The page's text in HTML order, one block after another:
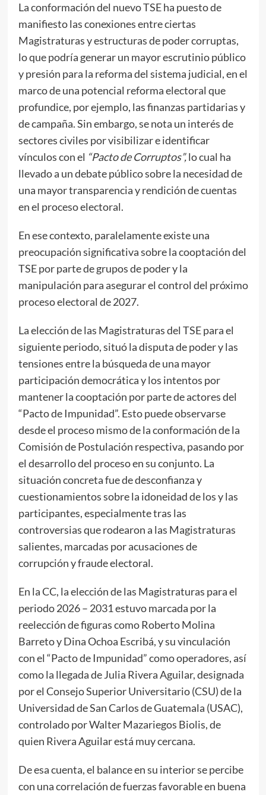
La conformación del nuevo TSE ha puesto de
manifiesto las conexiones entre ciertas
Magistraturas y estructuras de poder corruptas,
lo que podría generar un mayor escrutinio público
y presión para la reforma del sistema judicial, en el
marco de una potencial reforma electoral que
profundice, por ejemplo, las finanzas partidarias y
de campaña. Sin embargo, se nota un interés de
sectores civiles por visibilizar e identificar
vínculos con el “Pacto de Corruptos”,lo cual ha
llevado a un debate público sobre la necesidad de
una mayor transparencia y rendición de cuentas
en el proceso electoral.
En ese contexto, paralelamente existe una
preocupación significativa sobre la cooptación del
TSE por parte de grupos de poder y la
manipulación para asegurar el control del próximo
proceso electoral de 2027.
La elección de las Magistraturas del TSE para el
siguiente periodo, situó la disputa de poder y las
tensiones entre la búsqueda de una mayor
participación democrática y los intentos por
mantener la cooptación por parte de actores del
“Pacto de Impunidad”. Esto puede observarse
desde el proceso mismo de la conformación de la
Comisión de Postulación respectiva, pasando por
el desarrollo del proceso en su conjunto. La
situación concreta fue de desconfianza y
cuestionamientos sobre la idoneidad de los y las
participantes, especialmente tras las
controversias que rodearon a las Magistraturas
salientes, marcadas por acusaciones de
corrupción y fraude electoral.
En la CC, la elección de las Magistraturas para el
periodo 2026 – 2031 estuvo marcada por la
reelección de figuras como Roberto Molina
Barreto y Dina Ochoa Escribá, y su vinculación
con el “Pacto de Impunidad” como operadores, así
como la llegada de Julia Rivera Aguilar, designada
por el Consejo Superior Universitario (CSU) de la
Universidad de San Carlos de Guatemala (USAC),
controlado por Walter Mazariegos Biolis, de
quien Rivera Aguilar está muy cercana.
De esa cuenta, el balance en su interior se percibe
con una correlación de fuerzas favorable en buena